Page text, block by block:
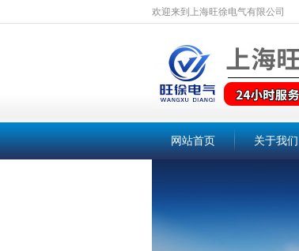
欢迎来到上海旺徐电气有限公司
网站首页 关于我们